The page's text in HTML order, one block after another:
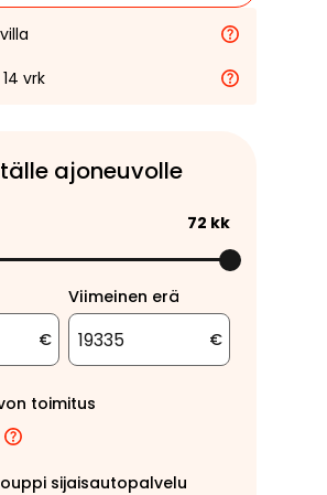
vrk
ajoneuvolle
72 kk
€
Viimeinen erä
€
toimitus
sijaisautopalvelu